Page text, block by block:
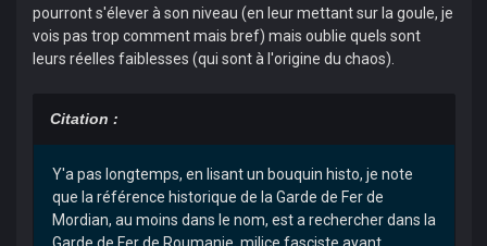
pourront s'élever à son niveau (en leur mettant sur la goule, je
vois pas trop comment mais bref) mais oublie quels sont
leurs réelles faiblesses (qui sont à l'origine du chaos).
Citation :
Y'a pas longtemps, en lisant un bouquin histo, je note
que la référence historique de la Garde de Fer de
Mordian, au moins dans le nom, est a rechercher dans la
Garde de Fer de Roumanie, milice fasciste ayant